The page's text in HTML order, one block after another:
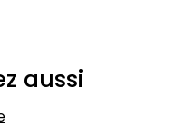
aussi